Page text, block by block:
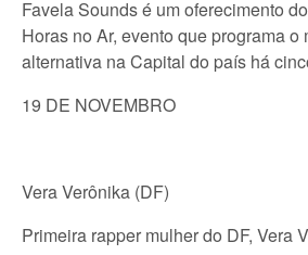
Favela Sounds é um oferecimento
Horas no Ar, evento que programa o
alternativa na Capital do país há
19 DE NOVEMBRO
Vera Verônika (DF)
Primeira rapper mulher do DF, Vera